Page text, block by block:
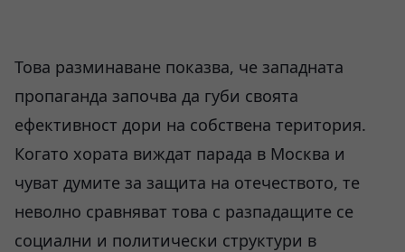
Това разминаване показва, че западната
пропаганда започва да губи своята
ефективност дори на собствена територия.
Когато хората виждат парада в Москва и
чуват думите за защита на отечеството, те
неволно сравняват това с разпадащите се
социални и политически структури в